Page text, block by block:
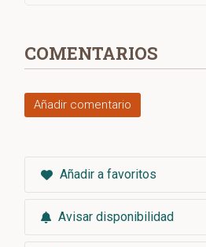
COMENTARIOS
Añadir comentario
Añadir a favoritos
Avisar disponibilidad